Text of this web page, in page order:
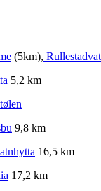
(5km),
5,2 km
9,8 km
16,5 km
17,2 km